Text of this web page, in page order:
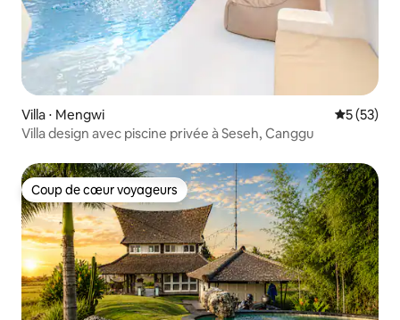
Villa ⋅ Mengwi
5 (53)
Villa design avec piscine privée à Seseh, Canggu
Coup de cœur voyageurs
Coup de cœur voyageurs